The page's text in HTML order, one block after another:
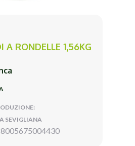
A RONDELLE 1,56KG
SEVIGLIANA